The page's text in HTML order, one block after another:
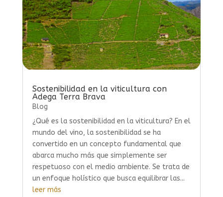
Sostenibilidad en la viticultura con
Adega Terra Brava
Blog
¿Qué es la sostenibilidad en la viticultura? En el
mundo del vino, la sostenibilidad se ha
convertido en un concepto fundamental que
abarca mucho más que simplemente ser
respetuoso con el medio ambiente. Se trata de
un enfoque holístico que busca equilibrar las...
leer más